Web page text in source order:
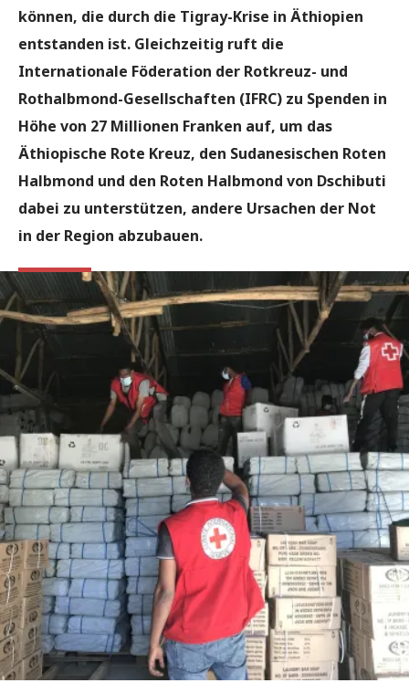
können, die durch die Tigray-Krise in Äthiopien
entstanden ist. Gleichzeitig ruft die
Internationale Föderation der Rotkreuz- und
Rothalbmond-Gesellschaften (IFRC) zu Spenden in
Höhe von 27 Millionen Franken auf, um das
Äthiopische Rote Kreuz, den Sudanesischen Roten
Halbmond und den Roten Halbmond von Dschibuti
dabei zu unterstützen, andere Ursachen der Not
in der Region abzubauen.